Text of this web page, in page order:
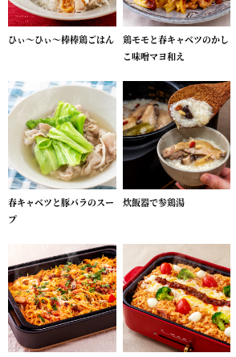
ひぃ～ひぃ～棒棒鶏ごはん
鶏モモと春キャベツのかし
こ味噌マヨ和え
春キャベツと豚バラのスー
プ
炊飯器で参鶏湯